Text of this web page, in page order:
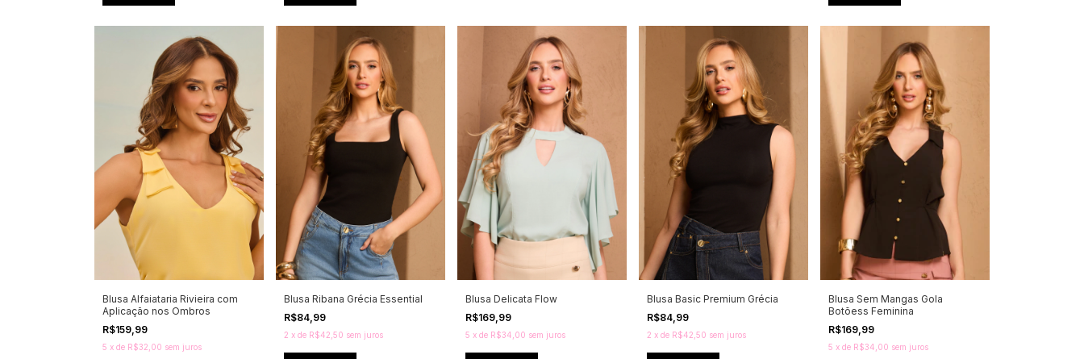
Blusa Alfaiataria Rivieira com
Aplicação nos Ombros
R$159,99
5 x de R$32,00 sem juros
Blusa Ribana Grécia Essential
R$84,99
2 x de R$42,50 sem juros
Blusa Delicata Flow
R$169,99
5 x de R$34,00 sem juros
Blusa Basic Premium Grécia
R$84,99
2 x de R$42,50 sem juros
Blusa Sem Mangas Gola
Botõess Feminina
R$169,99
5 x de R$34,00 sem juros